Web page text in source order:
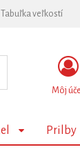
Tabuľka veľkostí
Môj
Prilby